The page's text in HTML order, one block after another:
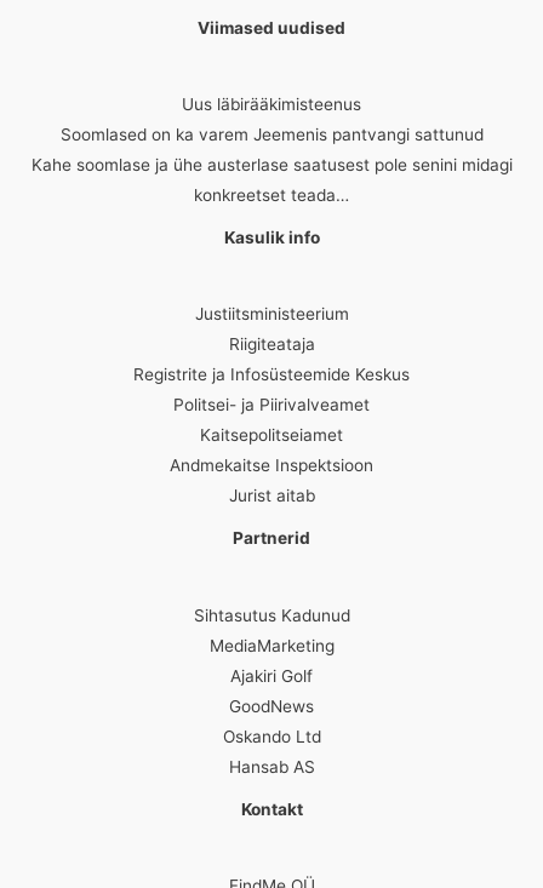
Viimased uudised
Uus läbirääkimisteenus
Soomlased on ka varem Jeemenis pantvangi sattunud
Kahe soomlase ja ühe austerlase saatusest pole senini midagi
konkreetset teada…
Kasulik info
Justiitsministeerium
Riigiteataja
Registrite ja Infosüsteemide Keskus
Politsei- ja Piirivalveamet
Kaitsepolitseiamet
Andmekaitse Inspektsioon
Jurist aitab
Partnerid
Sihtasutus Kadunud
MediaMarketing
Ajakiri Golf
GoodNews
Oskando Ltd
Hansab AS
Kontakt